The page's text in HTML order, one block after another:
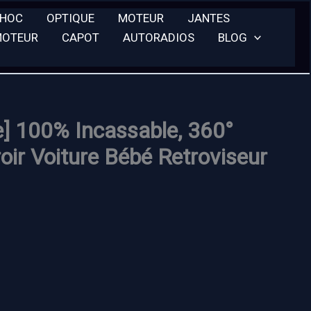
OPTIQUE MOTEUR
JANTES
CAPOT AUTORADIOS BLOG
100% Incassable, 360°
Voiture Bébé Retroviseur